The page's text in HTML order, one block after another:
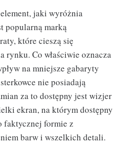
jaki wyróżnia
popularną marką
które cieszą się
rynku. Co właściwie oznacza
na mniejsze gabaryty
nie posiadają
za to dostępny jest wizjer
ekran, na którym dostępny
faktycznej formie z
barw i wszelkich detali.